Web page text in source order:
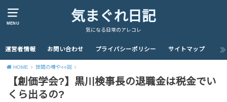
MENU 気まぐれ日記
気になる日常のアレコレ
運営者情報 お問い合わせ プライバシーポリシー サイトマップ
HOME 世間の噂や○○説
【創価学会?】黒川検事長の退職金は税金でい
くら出るの?